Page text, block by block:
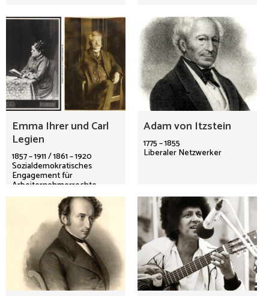
Emma Ihrer und Carl
Legien
1857 – 1911 / 1861 – 1920
Sozialdemokratisches
Engagement für
Arbeiternehmerrechte
Adam von Itzstein
1775 – 1855
Liberaler Netzwerker